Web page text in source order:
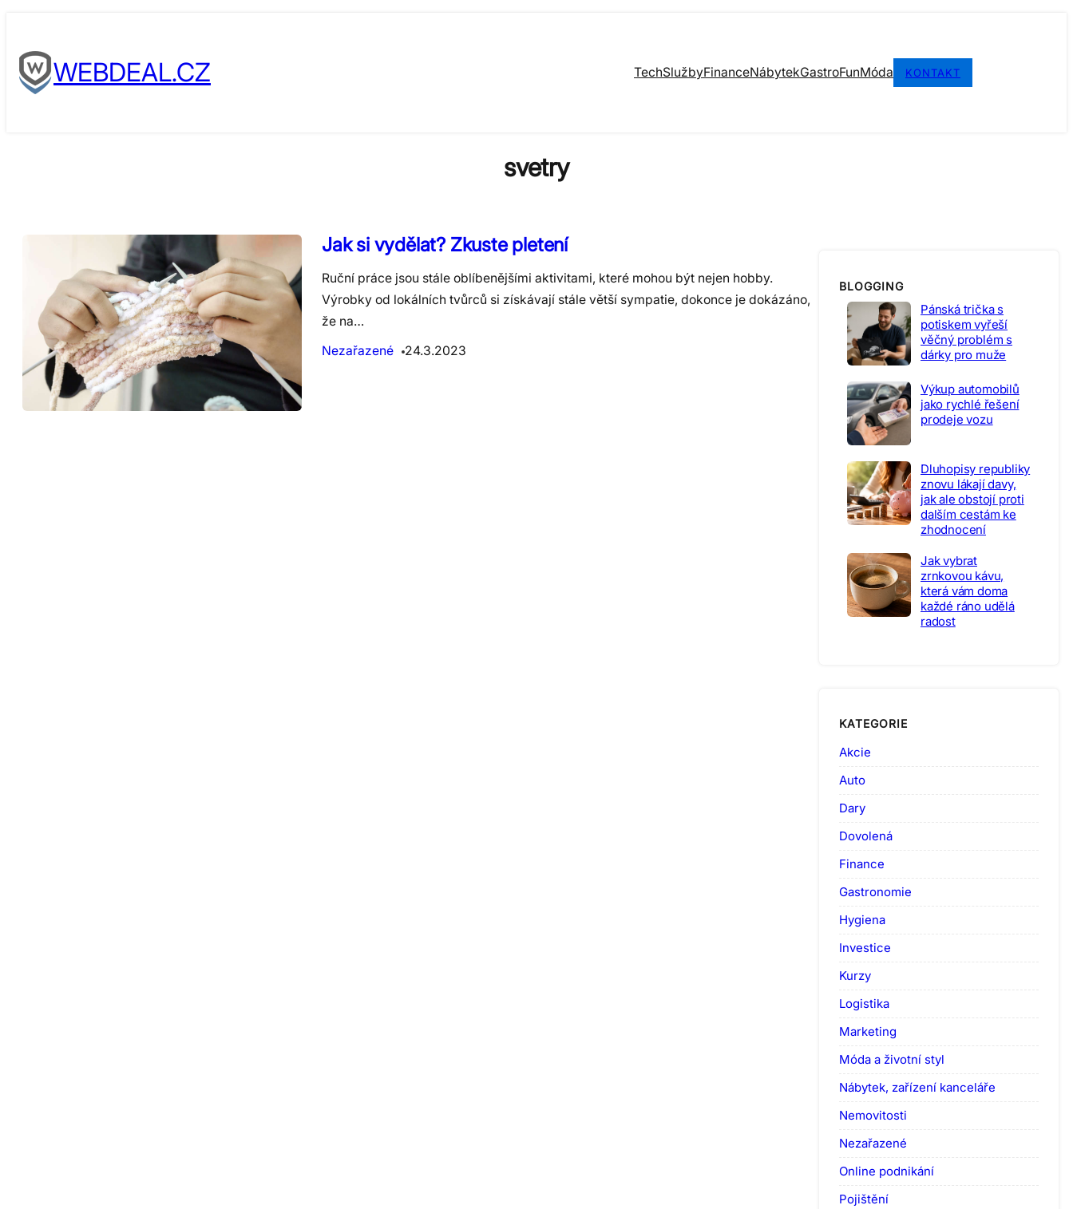
contentWEBDEAL.CZ TechSlužbyFinanceNábytekGastroFunMóda KONTAKT
svetry
Jak si vydělat? Zkuste pletení
Ruční práce jsou stále oblíbenějšími aktivitami, které mohou být nejen hobby.
Výrobky od lokálních tvůrců si získávají stále větší sympatie, dokonce je dokázáno,
že na…
Nezařazené
24.3.2023
BLOGGING
Pánská trička s
potiskem vyřeší
věčný problém s
dárky pro muže
Výkup automobilů
jako rychlé řešení
prodeje vozu
Dluhopisy republiky
znovu lákají davy,
jak ale obstojí proti
dalším cestám ke
zhodnocení
Jak vybrat
zrnkovou kávu,
která vám doma
každé ráno udělá
radost
KATEGORIE
Akcie
Auto
Dary
Dovolená
Finance
Gastronomie
Hygiena
Investice
Kurzy
Logistika
Marketing
Móda a životní styl
Nábytek, zařízení kanceláře
Nemovitosti
Nezařazené
Online podnikání
Pojištění